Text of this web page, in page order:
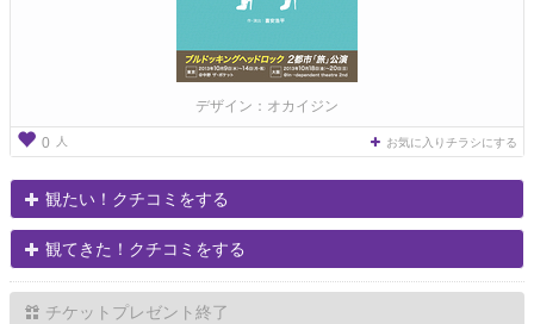
デザイン：オカイジン
0 人 お気に入りチラシにする
観たい！クチコミをする
観てきた！クチコミをする
チケットプレゼント終了